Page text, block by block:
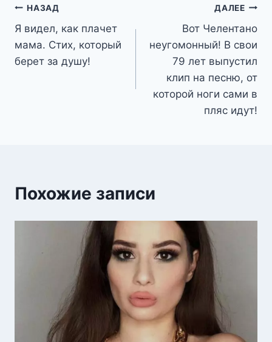
Навигация
по
записям
НАЗАД
Я видел, как плачет
мама. Стих, который
берет за душу!
ДАЛЕЕ
Вот Челентано
неугомонный! В свои
79 лет выпустил
клип на песню, от
которой ноги сами в
пляс идут!
Похожие записи